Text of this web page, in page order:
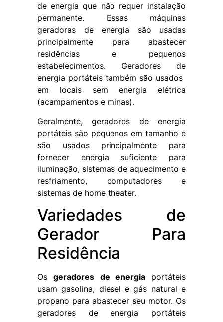
de energia que não requer instalação
permanente. Essas máquinas
geradoras de energia são usadas
principalmente para abastecer
residências e pequenos
estabelecimentos. Geradores de
energia portáteis também são usados ​​
em locais sem energia elétrica
(acampamentos e minas).
Geralmente, geradores de energia
portáteis são pequenos em tamanho e
são usados ​​principalmente para
fornecer energia suficiente para
iluminação, sistemas de aquecimento e
resfriamento, computadores e
sistemas de home theater.
Variedades de
Gerador Para
Residência
Osgeradores de energiaportáteis
usam gasolina, diesel e gás natural e
propano para abastecer seu motor. Os
geradores de energia portáteis